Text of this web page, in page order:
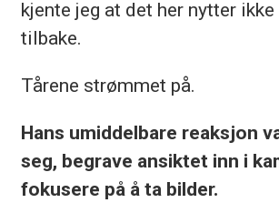
kjente jeg at det her nytter
tilbake.
Tårene strømmet på.
Hans umiddelbare reaksjon
seg, begrave ansiktet inn i
fokusere på å ta bilder.